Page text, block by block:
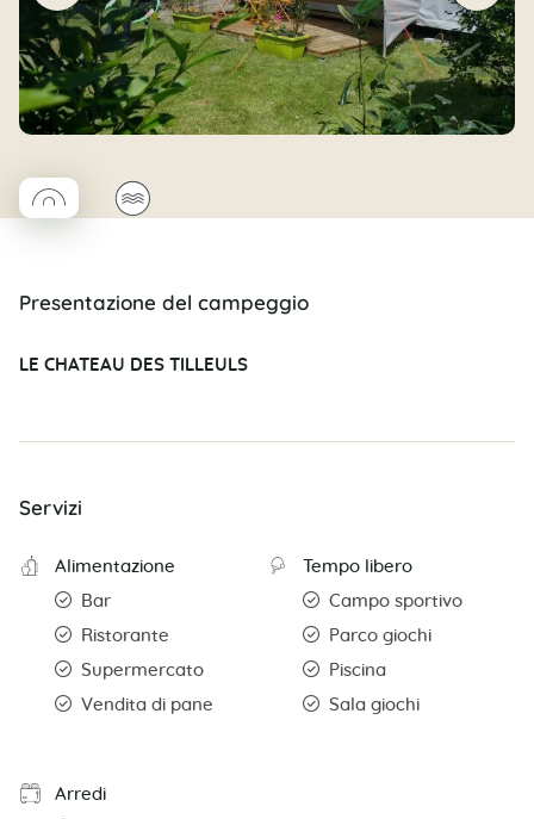
◯Coco rond🌊
Presentazione del campeggio
LE CHATEAU DES TILLEULS
Servizi
Alimentazione
Bar
Ristorante
Supermercato
Vendita di pane
Tempo libero
Campo sportivo
Parco giochi
Piscina
Sala giochi
Arredi